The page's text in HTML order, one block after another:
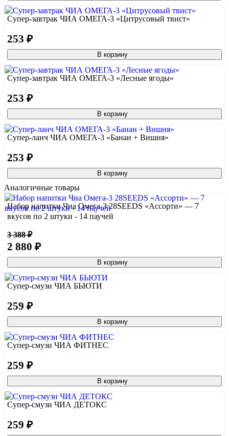
Супер-завтрак ЧИА ОМЕГА-3 «Цитрусовый твист»
253 ₽
В корзину
Супер-завтрак ЧИА ОМЕГА-3 «Лесные ягоды»
253 ₽
В корзину
Супер-ланч ЧИА ОМЕГА-3 «Банан + Вишня»
253 ₽
В корзину
Аналогичные товары
Набор напитки Чиа Омега-3 28SEEDS «Ассорти» — 7
вкусов по 2 штуки - 14 паучей
3 388 ₽
2 880 ₽
В корзину
Супер-смузи ЧИА БЬЮТИ
259 ₽
В корзину
Супер-смузи ЧИА ФИТНЕС
259 ₽
В корзину
Супер-смузи ЧИА ДЕТОКС
259 ₽